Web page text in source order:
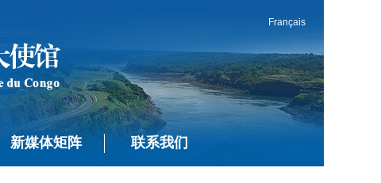
Français
新媒体矩阵 联系我们